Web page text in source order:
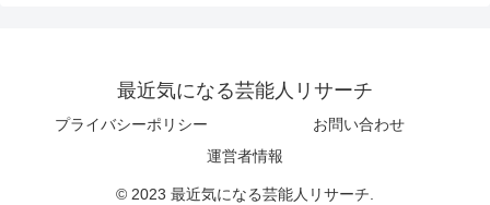
最近気になる芸能人リサーチ
プライバシーポリシー
お問い合わせ
運営者情報
© 2023 最近気になる芸能人リサーチ.